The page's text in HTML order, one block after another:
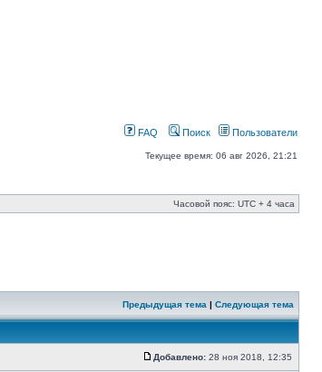
FAQ Поиск Пользователи
Текущее время: 06 авг 2026, 21:21
Часовой пояс: UTC + 4 часа
Предыдущая тема | Следующая тема
Добавлено: 28 ноя 2018, 12:35